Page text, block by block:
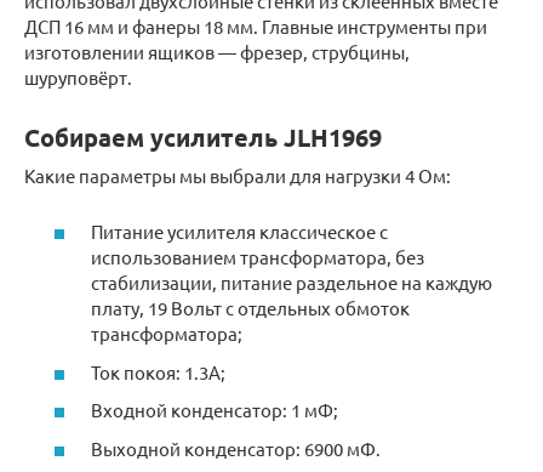
ДСП 16 мм и фанеры 18 мм. Главные инструменты при
изготовлении ящиков — фрезер, струбцины,
шуруповёрт.
Собираем усилитель JLH1969
Какие параметры мы выбрали для нагрузки 4 Ом:
Питание усилителя классическое с
использованием трансформатора, без
стабилизации, питание раздельное на каждую
плату, 19 Вольт с отдельных обмоток
трансформатора;
Ток покоя: 1.3А;
Входной конденсатор: 1 мФ;
Выходной конденсатор: 6900 мФ.